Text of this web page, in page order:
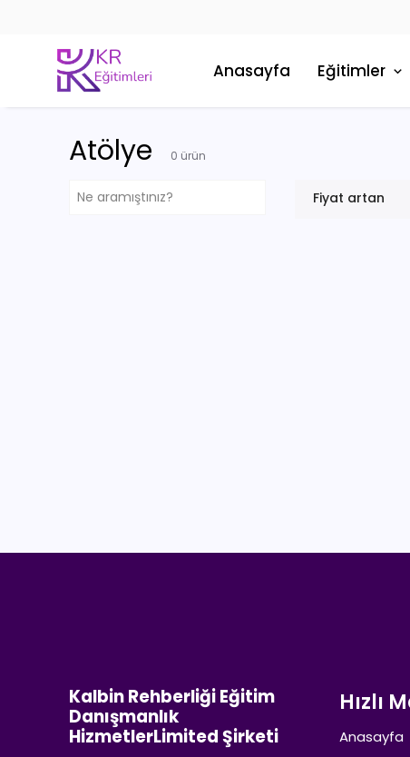
Anasayfa Eğitimler
Atölye 0 ürün
Fiyat artan
Hızlı
Anasayfa
Kalbin Rehberliği Eğitim
Danışmanlık
HizmetlerLimited Şirketi